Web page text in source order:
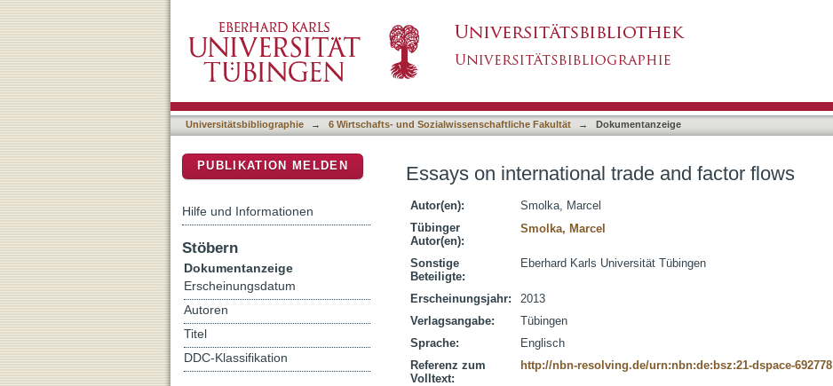
Universitätsbibliographie → 6 Wirtschafts- und Sozialwissenschaftliche Fakultät → Dokumentanzeige
Essays on international trade and factor flows
Autor(en):
Smolka, Marcel
Tübinger
Autor(en):
Smolka, Marcel
Sonstige
Beteiligte:
Eberhard Karls Universität Tübingen
Erscheinungsjahr:
2013
Verlagsangabe:
Tübingen
Sprache:
Englisch
Referenz zum
Volltext:
http://nbn-resolving.de/urn:nbn:de:bsz:21-dspace-692778
PUBLIKATION MELDEN
Hilfe und Informationen
Stöbern
Dokumentanzeige
Erscheinungsdatum
Autoren
Titel
DDC-Klassifikation